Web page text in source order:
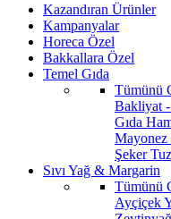
Kazandıran Ürünler
Kampanyalar
Horeca Özel
Bakkallara Özel
Temel Gıda
Tümünü
Bakliyat
Gıda
Mayonez
Şeker
Sıvı Yağ & Margarin
Tümünü
Ayçiçek